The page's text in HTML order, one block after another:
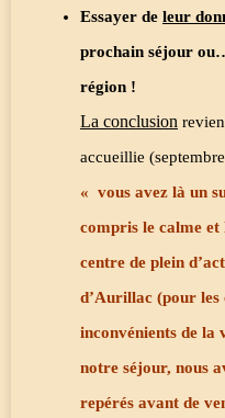
Essayer de leur
prochain séjour
région !
La conclusion
accueillie
« vous avez là un
compris le calme et
centre de plein
d’Aurillac (pour les
inconvénients de la
notre séjour, nous
repérés avant de